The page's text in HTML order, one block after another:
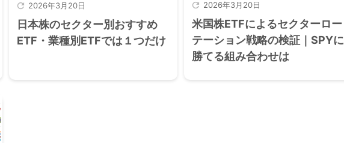
 2026年3月20日
日本株のセクター別おすすめ
ETF・業種別ETFでは１つだけ
 2026年3月20日
米国株ETFによるセクターロー
テーション戦略の検証｜SPYに
勝てる組み合わせは